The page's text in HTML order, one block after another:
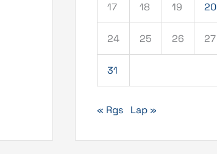
17 18 19 20
24 25 26 27
31
« Rgs Lap »